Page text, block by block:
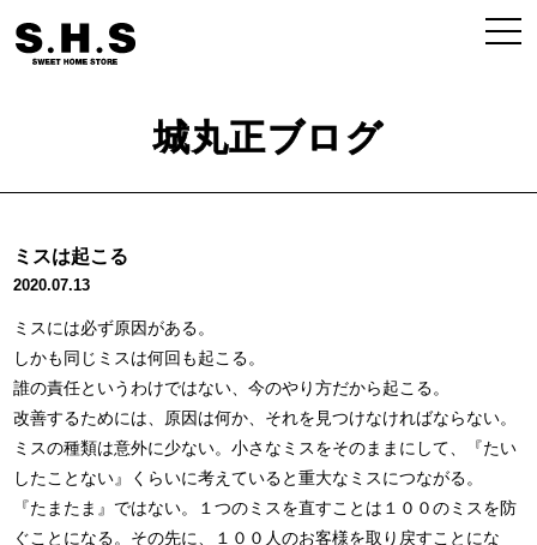
城丸正ブログ
ミスは起こる
2020.07.13
ミスには必ず原因がある。
しかも同じミスは何回も起こる。
誰の責任というわけではない、今のやり方だから起こる。
改善するためには、原因は何か、それを見つけなければならない。
ミスの種類は意外に少ない。小さなミスをそのままにして、『たい
したことない』くらいに考えていると重大なミスにつながる。
『たまたま』ではない。１つのミスを直すことは１００のミスを防
ぐことになる。その先に、１００人のお客様を取り戻すことにな